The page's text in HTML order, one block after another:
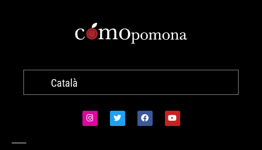
Català